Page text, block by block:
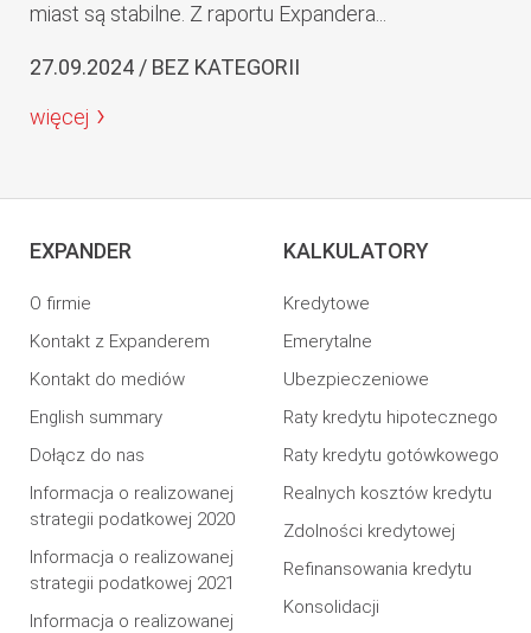
miast są stabilne. Z raportu Expandera...
27.09.2024 / BEZ KATEGORII
więcej
EXPANDER
O firmie
Kontakt z Expanderem
Kontakt do mediów
English summary
Dołącz do nas
Informacja o realizowanej
strategii podatkowej 2020
Informacja o realizowanej
strategii podatkowej 2021
Informacja o realizowanej
KALKULATORY
Kredytowe
Emerytalne
Ubezpieczeniowe
Raty kredytu hipotecznego
Raty kredytu gotówkowego
Realnych kosztów kredytu
Zdolności kredytowej
Refinansowania kredytu
Konsolidacji